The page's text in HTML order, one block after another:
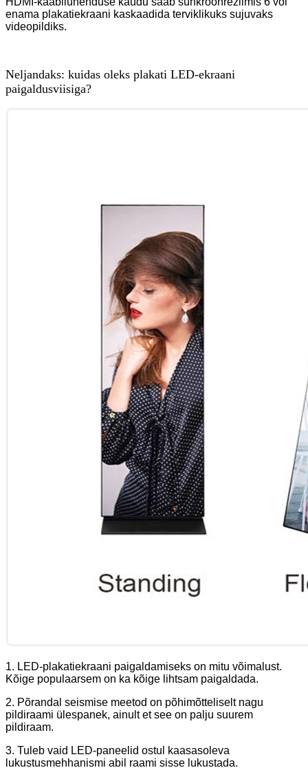
enama plakatiekraani kaskaadida terviklikuks sujuvaks
videopildiks.
Neljandaks: kuidas oleks plakati LED-ekraani
paigaldusviisiga?
1. LED-plakatiekraani paigaldamiseks on mitu võimalust.
Kõige populaarsem on ka kõige lihtsam paigaldada.
2. Põrandal seismise meetod on põhimõtteliselt nagu
pildiraami ülespanek, ainult et see on palju suurem
pildiraam.
3. Tuleb vaid LED-paneelid ostul kaasasoleva
lukustusmehhanismi abil raami sisse lukustada.